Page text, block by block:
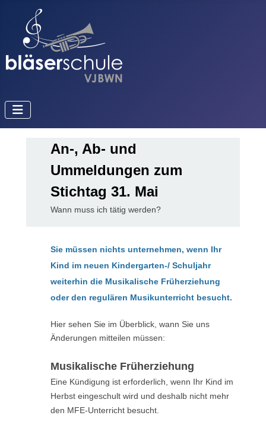
An-, Ab- und
Ummeldungen zum
Stichtag 31. Mai
Wann muss ich tätig werden?
Sie müssen nichts unternehmen, wenn Ihr
Kind im neuen Kindergarten-/ Schuljahr
weiterhin die Musikalische Früherziehung
oder den regulären Musikunterricht besucht.
Hier sehen Sie im Überblick, wann Sie uns
Änderungen mitteilen müssen:
Musikalische Früherziehung
Eine Kündigung ist erforderlich, wenn Ihr Kind im
Herbst eingeschult wird und deshalb nicht mehr
den MFE-Unterricht besucht.